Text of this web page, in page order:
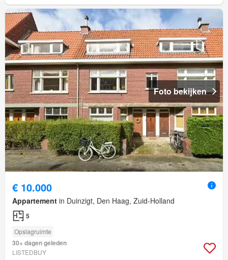
Foto bekijken
€ 10.000
Appartement in Duinzigt, Den Haag, Zuid-Holland
5
Opslagruimte
30+ dagen geleden
LISTEDBUY